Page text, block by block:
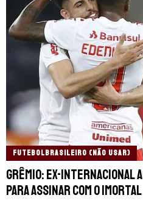
FUTEBOLBRASILEIRO (NÃO USAR)
Grêmio: Ex-
para assinar com o Imortal